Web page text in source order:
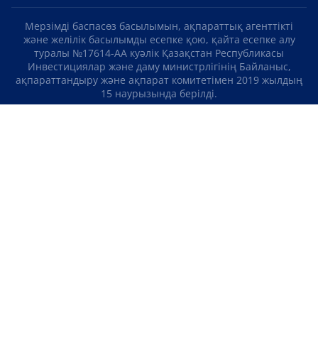
Мерзімді баспасөз басылымын, ақпараттық агенттікті
және желілік басылымды есепке қою, қайта есепке алу
туралы №17614-АА куәлік Қазақстан Республикасы
Инвестициялар және даму министрлігінің Байланыс,
ақпараттандыру және ақпарат комитетімен 2019 жылдың
15 наурызында берілді.